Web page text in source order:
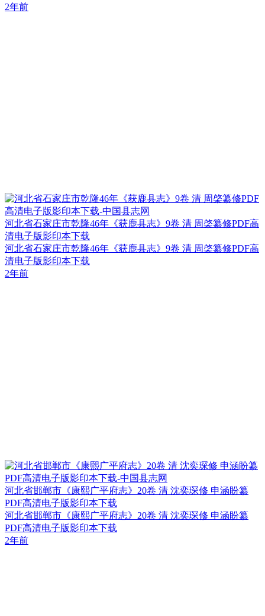
2年前
河北省石家庄市乾隆46年《获鹿县志》9卷 清 周棨纂修PDF高
清电子版影印本下载
河北省石家庄市乾隆46年《获鹿县志》9卷 清 周棨纂修PDF高
清电子版影印本下载
2年前
河北省邯郸市《康熙广平府志》20卷 清 沈奕琛修 申涵盼纂
PDF高清电子版影印本下载
河北省邯郸市《康熙广平府志》20卷 清 沈奕琛修 申涵盼纂
PDF高清电子版影印本下载
2年前